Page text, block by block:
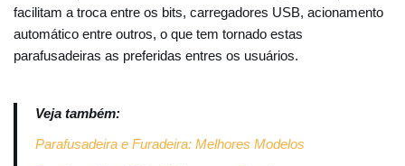
facilitam a troca entre os bits, carregadores USB, acionamento
automático entre outros, o que tem tornado estas
parafusadeiras as preferidas entres os usuários.
Veja também:
Parafusadeira e Furadeira: Melhores Modelos